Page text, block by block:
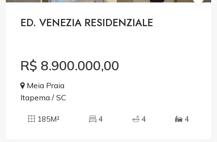
ED. VENEZIA RESIDENZIALE
R$ 8.900.000,00
Meia Praia
Itapema / SC
185M² 4 4 4